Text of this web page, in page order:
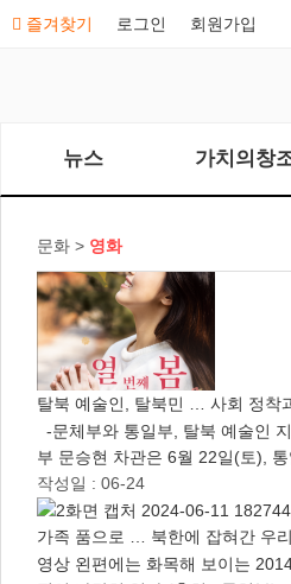
즐겨찾기 로그인 회원가입
뉴스 가치의창
문화 > 영화
탈북 예술인, 탈북민 … 사회 정착
-문체부와 통일부, 탈북 예술인
부 문승현 차관은 6월 22일(토),
작성일 : 06-24
가족 품으로 … 북한에 잡혀간 우
영상 왼편에는 화목해 보이는